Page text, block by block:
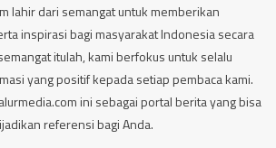
lahir dari semangat untuk memberikan
inspirasi bagi masyarakat Indonesia secara
itulah, kami berfokus untuk selalu
yang positif kepada setiap pembaca kami.
ini sebagai portal berita yang bisa
referensi bagi Anda.